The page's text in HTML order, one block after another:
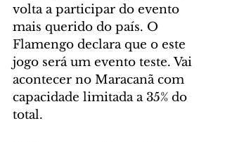
volta a participar do evento
mais querido do país. O
Flamengo declara que o este
jogo será um evento teste. Vai
acontecer no Maracanã com
capacidade limitada a 35% do
total.